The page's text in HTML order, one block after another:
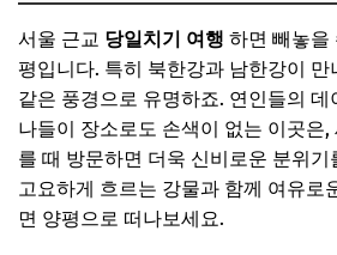
서울 근교 당일치기 여행 하면 빼놓을
평입니다. 특히 북한강과 남한강이 만
같은 풍경으로 유명하죠. 연인들의 데
나들이 장소로도 손색이 없는 이곳은,
를 때 방문하면 더욱 신비로운 분위기
고요하게 흐르는 강물과 함께 여유로
면 양평으로 떠나보세요.